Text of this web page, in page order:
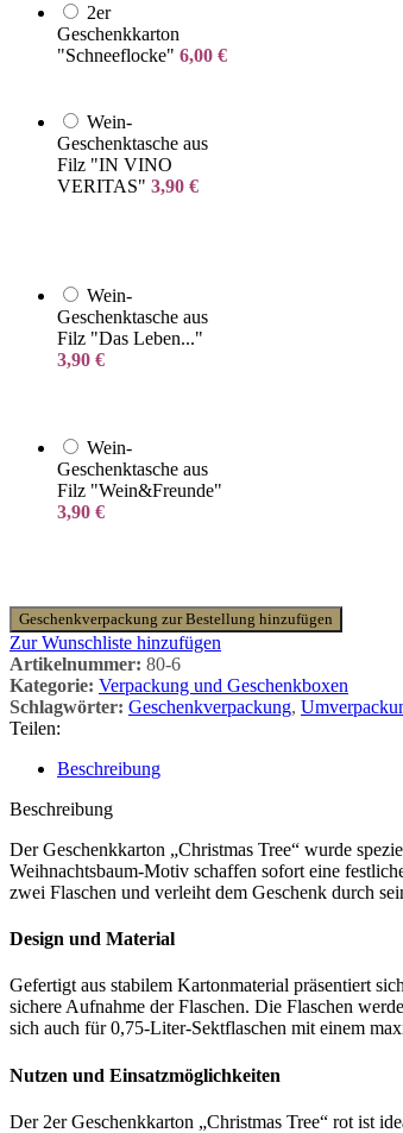
2er
Geschenkkarton
"Schneeflocke" 6,00 €
Wein-
Geschenktasche aus
Filz "IN VINO
VERITAS" 3,90 €
Wein-
Geschenktasche aus
Filz "Das Leben..."
3,90 €
Wein-
Geschenktasche aus
Filz "Wein&Freunde"
3,90 €
Geschenkverpackung zur Bestellung hinzufügen
Zur Wunschliste hinzufügen
Artikelnummer: 80-6
Kategorie: Verpackung und Geschenkboxen
Schlagwörter: Geschenkverpackung,
Teilen:
Beschreibung
Beschreibung
Der Geschenkkarton „Christmas Tree“ wurde
Weihnachtsbaum-Motiv schaffen sofort eine
zwei Flaschen und verleiht dem Geschenk durch
Design und Material
Gefertigt aus stabilem Kartonmaterial präsentiert
sichere Aufnahme der Flaschen. Die Flaschen
sich auch für 0,75-Liter-Sektflaschen mit einem
Nutzen und Einsatzmöglichkeiten
Der 2er Geschenkkarton „Christmas Tree“ rot ist